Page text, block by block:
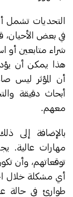
التحديات تشمل
في بعض الأحيان،
شراء متابعين أو
هذا يمكن أن
أن المؤثر ليس
أبحاث دقيقة
معهم.
بالإضافة إلى
مهارات عالية.
توقعاتهم، وأن
أي مشكلة خلال
طوارئ في حالة